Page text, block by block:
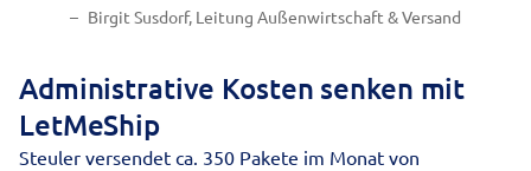
Birgit Susdorf, Leitung Außenwirtschaft & Versand
Administrative Kosten senken mit
LetMeShip
Steuler versendet ca. 350 Pakete im Monat von